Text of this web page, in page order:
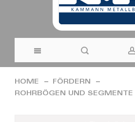
zum
HOME
FÖRDERN
ROHRBÖGEN UND SEGMENTE